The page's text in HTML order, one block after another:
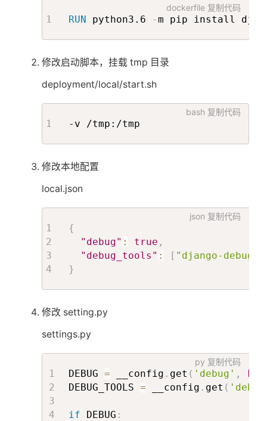
dockerfile 复制代码
RUN python3.6 -m pip install
修改启动脚本，挂载 tmp 目录
deployment/local/start.sh
bash 复制代码
-v /tmp:/tmp
修改本地配置
local.json
json 复制代码
{
"debug" : true ,
"debug_tools" : [ "django-debug-
}
修改 setting.py
settings.py
py 复制代码
DEBUG = __config . get ( 'debug' ,
DEBUG_TOOLS = __config . get (
if DEBUG :